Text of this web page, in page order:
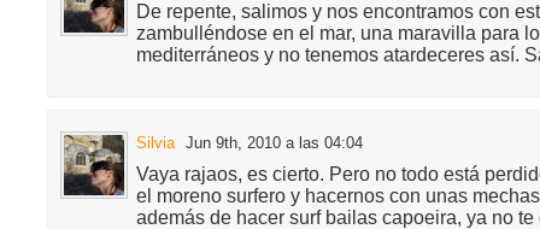
De repente, salimos y nos encontramos con
zambulléndose en el mar, una maravilla para
mediterráneos y no tenemos atardeceres así.
Silvia Jun 9th, 2010 a las 04:04
Vaya rajaos, es cierto. Pero no todo está
el moreno surfero y hacernos con unas
además de hacer surf bailas capoeira, ya no